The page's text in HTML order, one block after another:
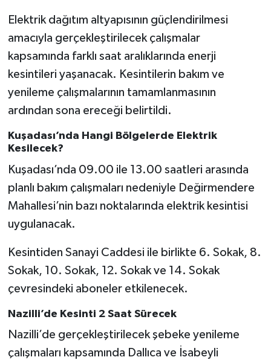
Elektrik dağıtım altyapısının güçlendirilmesi
amacıyla gerçekleştirilecek çalışmalar
kapsamında farklı saat aralıklarında enerji
kesintileri yaşanacak. Kesintilerin bakım ve
yenileme çalışmalarının tamamlanmasının
ardından sona ereceği belirtildi.
Kuşadası’nda Hangi Bölgelerde Elektrik
Kesilecek?
Kuşadası’nda 09.00 ile 13.00 saatleri arasında
planlı bakım çalışmaları nedeniyle Değirmendere
Mahallesi’nin bazı noktalarında elektrik kesintisi
uygulanacak.
Kesintiden Sanayi Caddesi ile birlikte 6. Sokak, 8.
Sokak, 10. Sokak, 12. Sokak ve 14. Sokak
çevresindeki aboneler etkilenecek.
Nazilli’de Kesinti 2 Saat Sürecek
Nazilli’de gerçekleştirilecek şebeke yenileme
çalışmaları kapsamında Dallıca ve İsabeyli